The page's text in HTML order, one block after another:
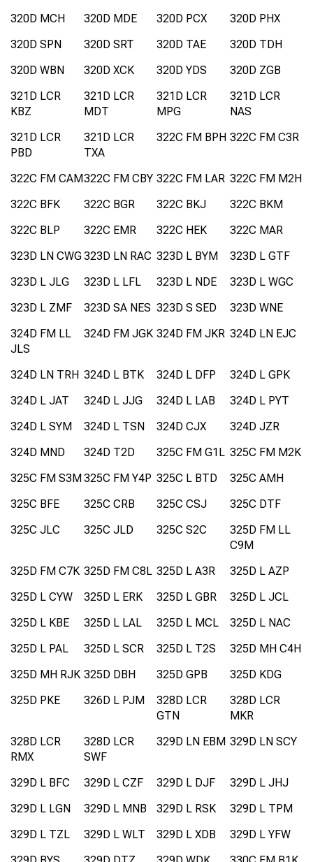
320D MCH
320D MDE 320D PCX
320D PHX
320D SPN
320D SRT 320D TAE
320D TDH
320D WBN
320D XCK 320D YDS
320D ZGB
321D LCR
KBZ
321D LCR
MDT
321D LCR
MPG
321D LCR
NAS
321D LCR
PBD
321D LCR
TXA
322C FM BPH 322C FM C3R
322C FM CAM322C FM CBY 322C FM LAR 322C FM M2H
322C BFK
322C BGR 322C BKJ
322C BKM
322C BLP
322C EMR 322C HEK
322C MAR
323D LN CWG323D LN RAC 323D L BYM
323D L GTF
323D L JLG
323D L LFL 323D L NDE
323D L WGC
323D L ZMF
323D SA NES 323D S SED
323D WNE
324D FM LL
JLS
324D FM JGK 324D FM JKR 324D LN EJC
324D LN TRH 324D L BTK 324D L DFP
324D L GPK
324D L JAT
324D L JJG 324D L LAB
324D L PYT
324D L SYM
324D L TSN 324D CJX
324D JZR
324D MND
324D T2D 325C FM G1L 325C FM M2K
325C FM S3M325C FM Y4P 325C L BTD
325C AMH
325C BFE
325C CRB 325C CSJ
325C DTF
325C JLC
325C JLD 325C S2C
325D FM LL
C9M
325D FM C7K 325D FM C8L 325D L A3R
325D L AZP
325D L CYW
325D L ERK 325D L GBR
325D L JCL
325D L KBE
325D L LAL 325D L MCL
325D L NAC
325D L PAL
325D L SCR 325D L T2S
325D MH C4H
325D MH RJK 325D DBH 325D GPB
325D KDG
325D PKE
326D L PJM
328D LCR
GTN
328D LCR
MKR
328D LCR
RMX
328D LCR
SWF
329D LN EBM 329D LN SCY
329D L BFC 329D L CZF 329D L DJF
329D L JHJ
329D L LGN
329D L MNB 329D L RSK
329D L TPM
329D L TZL
329D L WLT 329D L XDB
329D L YFW